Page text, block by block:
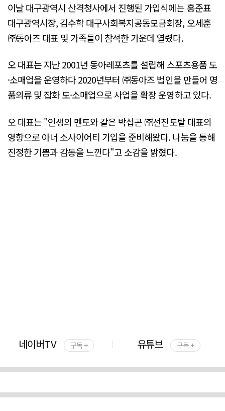
이날 대구광역시 산격청사에서 진행된 가입식에는 홍준표
대구광역시장, 김수학 대구사회복지공동모금회장, 오세훈
㈜동아즈 대표 및 가족들이 참석한 가운데 열렸다.
오 대표는 지난 2001년 동아레포츠를 설립해 스포츠용품 도
·소매업을 운영하다 2020년부터 ㈜동아즈 법인을 만들어 명
품의류 및 잡화 도·소매업으로 사업을 확장 운영하고 있다.
오 대표는 "인생의 멘토와 같은 박섭곤 ㈜선진토탈 대표의
영향으로 아너 소사이어티 가입을 준비해왔다. 나눔을 통해
진정한 기쁨과 감동을 느낀다"고 소감을 밝혔다.
네이버TV 구독 + 유튜브 구독 +